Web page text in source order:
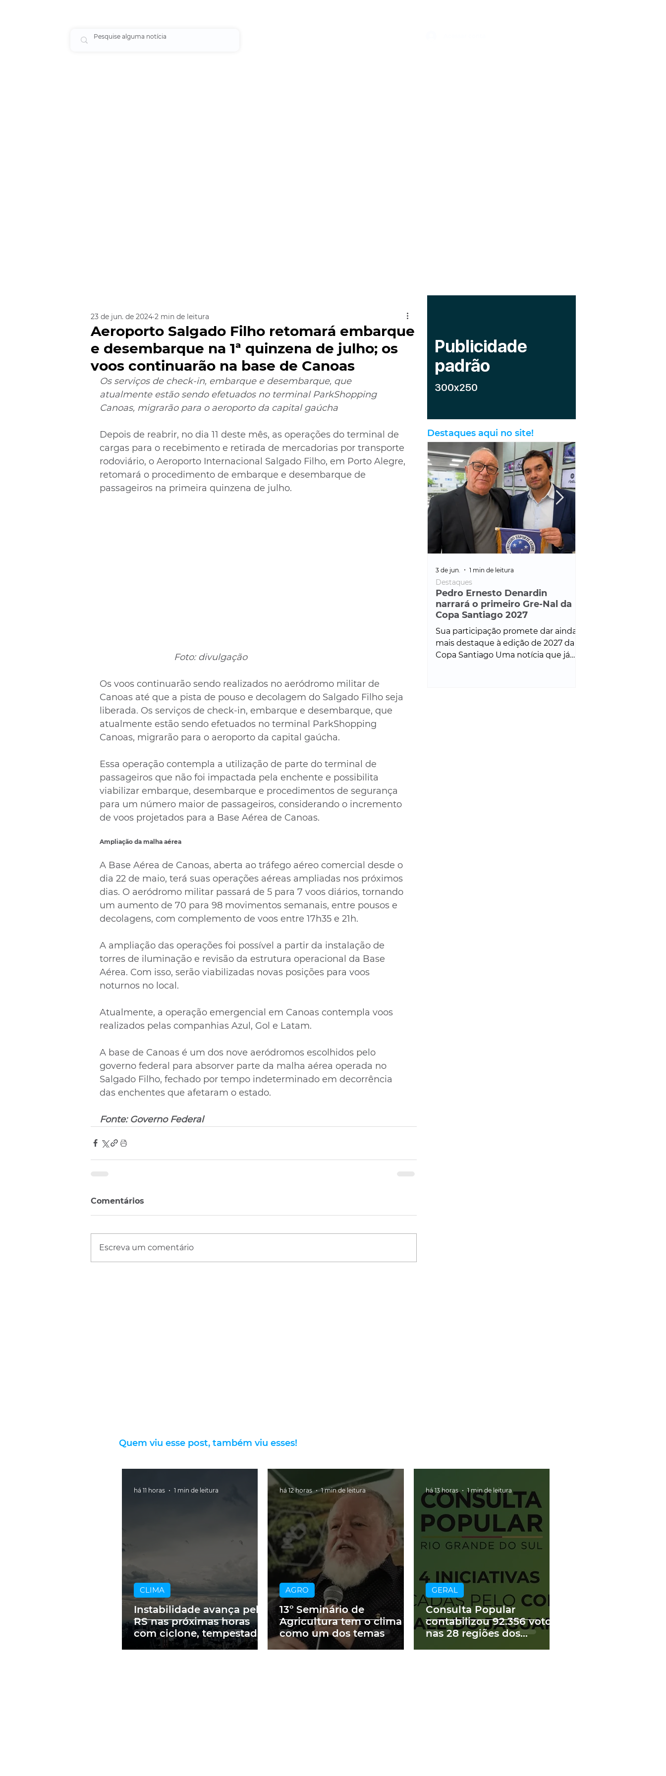
Aeroporto Salgado Filho retomará embarque
e desembarque na 1ª quinzena de julho; os
voos continuarão na base de Canoas
23 de jun. de 2024 2 min de leitura
Os serviços de check-in, embarque e desembarque, que
atualmente estão sendo efetuados no terminal ParkShopping
Canoas, migrarão para o aeroporto da capital gaúcha
Depois de reabrir, no dia 11 deste mês, as operações do terminal de
cargas para o recebimento e retirada de mercadorias por transporte
rodoviário, o Aeroporto Internacional Salgado Filho, em Porto Alegre,
retomará o procedimento de embarque e desembarque de
passageiros na primeira quinzena de julho.
                              Foto: divulgação
Os voos continuarão sendo realizados no aeródromo militar de
Canoas até que a pista de pouso e decolagem do Salgado Filho seja
liberada. Os serviços de check-in, embarque e desembarque, que
atualmente estão sendo efetuados no terminal ParkShopping
Canoas, migrarão para o aeroporto da capital gaúcha.
Essa operação contempla a utilização de parte do terminal de
passageiros que não foi impactada pela enchente e possibilita
viabilizar embarque, desembarque e procedimentos de segurança
para um número maior de passageiros, considerando o incremento
de voos projetados para a Base Aérea de Canoas.
Ampliação da malha aérea
A Base Aérea de Canoas, aberta ao tráfego aéreo comercial desde o
dia 22 de maio, terá suas operações aéreas ampliadas nos próximos
dias. O aeródromo militar passará de 5 para 7 voos diários, tornando
um aumento de 70 para 98 movimentos semanais, entre pousos e
decolagens, com complemento de voos entre 17h35 e 21h.
A ampliação das operações foi possível a partir da instalação de
torres de iluminação e revisão da estrutura operacional da Base
Aérea. Com isso, serão viabilizadas novas posições para voos
noturnos no local.
Atualmente, a operação emergencial em Canoas contempla voos
realizados pelas companhias Azul, Gol e Latam.
A base de Canoas é um dos nove aeródromos escolhidos pelo
governo federal para absorver parte da malha aérea operada no
Salgado Filho, fechado por tempo indeterminado em decorrência
das enchentes que afetaram o estado.
Fonte: Governo Federal
Comentários
Escreva um comentário
Destaques aqui no site!
Pedro Ernesto Denardin
narrará o primeiro Gre-Nal da
Copa Santiago 2027
Sua participação promete dar ainda
mais destaque à edição de 2027 da
Copa Santiago Uma notícia que já
Destaques
3 de jun. 1 min de leitura
Quem viu esse post, também viu esses!
Instabilidade avança pelo
RS nas próximas horas
com ciclone, tempestades
e vendavais
CLIMA
há 11 horas 1 min de leitura
13º Seminário de
Agricultura tem o clima
como um dos temas
AGRO
há 12 horas 1 min de leitura
Consulta Popular
contabilizou 92.356 votos
nas 28 regiões dos
GERAL
há 13 horas 1 min de leitura